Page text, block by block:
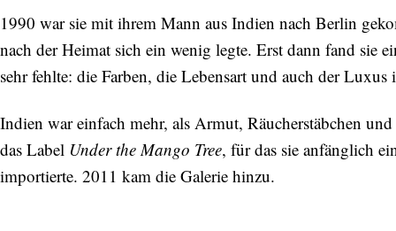
1990 war sie mit ihrem Mann aus Indien nach Berlin
nach der Heimat sich ein wenig legte. Erst dann fand sie
sehr fehlte: die Farben, die Lebensart und auch der Luxus
Indien war einfach mehr, als Armut, Räucherstäbchen
das Label Under the Mango Tree, für das sie anfänglich
importierte. 2011 kam die Galerie hinzu.